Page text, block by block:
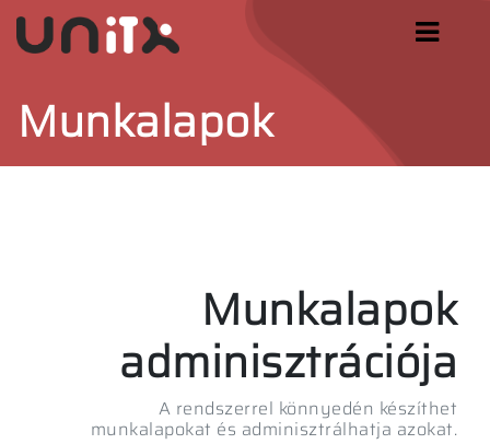
Munkalapok
Munkalapok
adminisztrációja
A rendszerrel könnyedén készíthet
munkalapokat és adminisztrálhatja azokat.